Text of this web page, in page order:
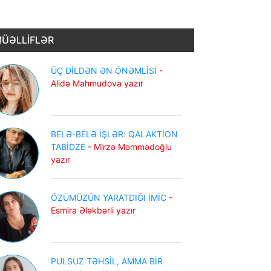
ÜÇ DİLDƏN ƏN ÖNƏMLİSİ -
Alidə Mahmudova yazır
BELƏ-BELƏ İŞLƏR: QALAKTİON
TABİDZE - Mirzə Məmmədoğlu
yazır
ÖZÜMÜZÜN YARATDIĞI İMİC -
Esmira Ələkbərli yazır
PULSUZ TƏHSİL, AMMA BİR